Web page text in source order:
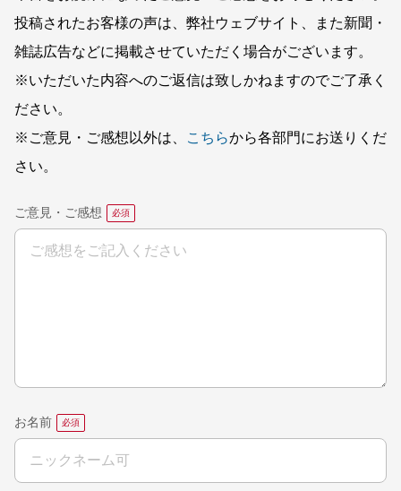
投稿されたお客様の声は、弊社ウェブサイト、また新聞・
雑誌広告などに掲載させていただく場合がございます。
※いただいた内容へのご返信は致しかねますのでご了承く
ださい。
※ご意見・ご感想以外は、
こちらから各部門にお送りくだ
さい。
ご意見・ご感想
お名前